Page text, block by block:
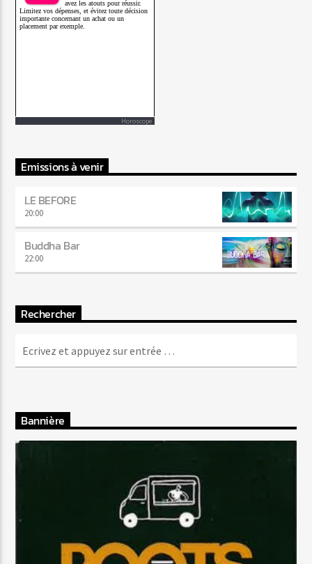
Horoscope
Emissions à venir
LE BEFORE
20:00
Buddha Bar
22:00
Rechercher
Bannière